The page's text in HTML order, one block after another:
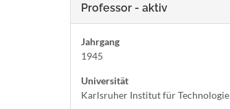
Professor - aktiv
Jahrgang
1945
Universität
Karlsruher Institut für Technologie